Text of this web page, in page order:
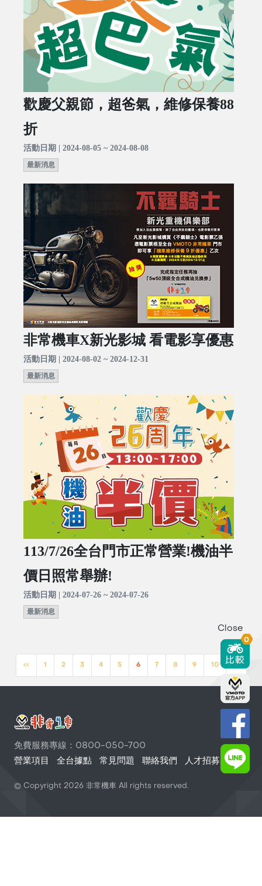
歡慶父親節，超爸氣，維修保養88
折
活動日期 | 2024-08-05 ~ 2024-08-08
最新消息
非常機車X新光影城 看電影享優惠
活動日期 | 2024-08-02 ~ 2024-12-31
最新消息
113/7/26全台門市正常營業!機油半
價日照常舉辦!
活動日期 | 2024-07-26 ~ 2024-07-26
最新消息
<< 1 2 3 4 5 6 7 8 9 10 >>
免費服務專線：0800-050-700
營業項目
全台據點 常見問題 聯絡我們 人才招募
© Copyright 2026 非常機車 All rights reserved.
Close
0